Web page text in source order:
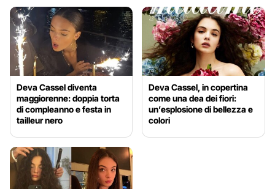
Deva Cassel diventa
maggiorenne: doppia torta
di compleanno e festa in
tailleur nero
Deva Cassel, in copertina
come una dea dei fiori:
un’esplosione di bellezza e
colori